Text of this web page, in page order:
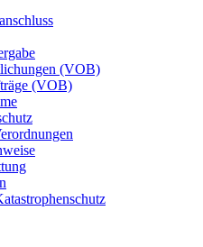
(VOB)
(VOB)